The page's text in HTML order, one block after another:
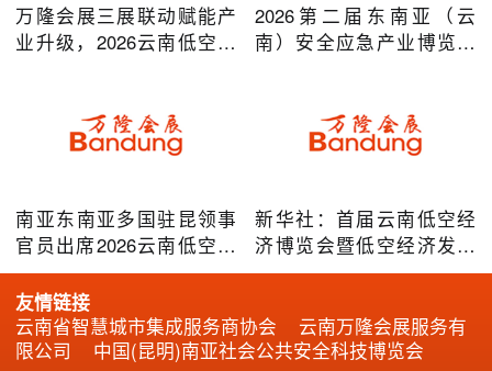
万隆会展三展联动赋能产
业升级，2026云南低空经
2026第二届东南亚（云
南）安全应急产业博览会
南亚东南亚多国驻昆领事
官员出席2026云南低空经
济博览会，共谋跨境无人
机产业合作
新华社：首届云南低空经
济博览会暨低空经济发展
大会成效凸显
友情链接
云南省智慧城市集成服务商协会
云南万隆会展服务有
限公司
中国(昆明)南亚社会公共安全科技博览会